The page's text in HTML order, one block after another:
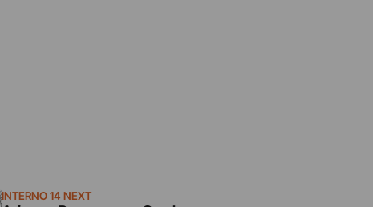
INTERNO 14 NEXT